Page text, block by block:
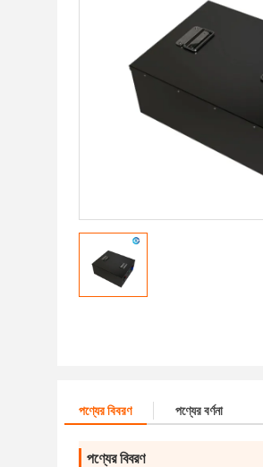
পণ্যের বিবরণ পণ্যের বর্ণনা
পণ্যের বিবরণ